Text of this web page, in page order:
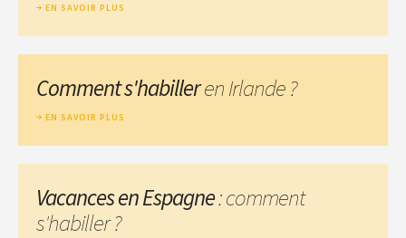
EN SAVOIR PLUS
Comment s'habilleren Irlande ?
EN SAVOIR PLUS
Vacances en Espagne: comment
s'habiller ?